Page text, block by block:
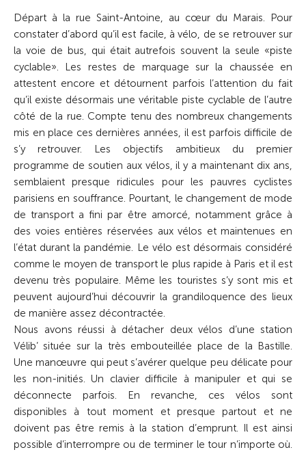
Départ à la rue Saint-Antoine, au cœur du Marais. Pour
constater d’abord qu’il est facile, à vélo, de se retrouver sur
la voie de bus, qui était autrefois souvent la seule «piste
cyclable». Les restes de marquage sur la chaussée en
attestent encore et détournent parfois l’attention du fait
qu’il existe désormais une véritable piste cyclable de l’autre
côté de la rue. Compte tenu des nombreux changements
mis en place ces dernières années, il est parfois difficile de
s’y retrouver. Les objectifs ambitieux du premier
programme de soutien aux vélos, il y a maintenant dix ans,
semblaient presque ridicules pour les pauvres cyclistes
parisiens en souffrance. Pourtant, le changement de mode
de transport a fini par être amorcé, notamment grâce à
des voies entières réservées aux vélos et maintenues en
l’état durant la pandémie. Le vélo est désormais considéré
comme le moyen de transport le plus rapide à Paris et il est
devenu très populaire. Même les touristes s’y sont mis et
peuvent aujourd’hui découvrir la grandiloquence des lieux
de manière assez décontractée.
Nous avons réussi à détacher deux vélos d’une station
Vélib’ située sur la très embouteillée place de la Bastille.
Une manœuvre qui peut s’avérer quel­que peu délicate pour
les non-initiés. Un clavier difficile à manipuler et qui se
déconnecte parfois. En revanche, ces vélos sont
disponibles à tout moment et pres­que partout et ne
doivent pas être remis à la station d’emprunt. Il est ainsi
possible d’interrompre ou de terminer le tour n’importe où.